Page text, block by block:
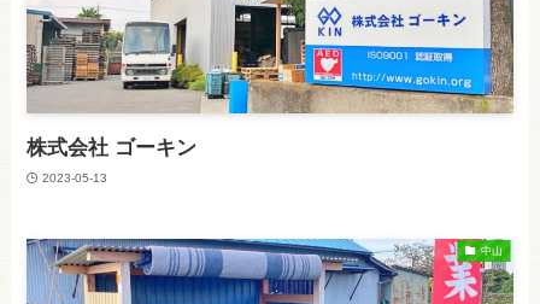
株式会社 ゴーキン
2023-05-13
中山